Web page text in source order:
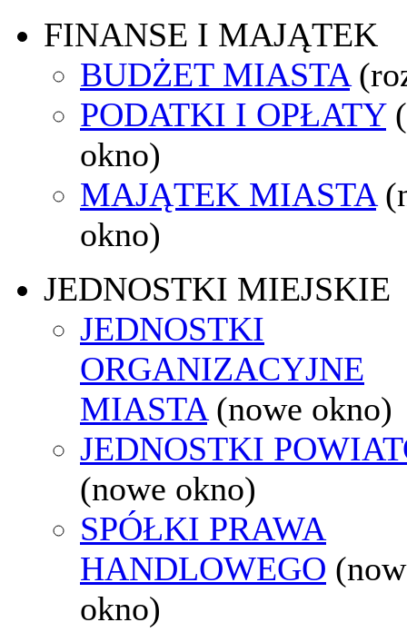
FINANSE I MAJĄTEK
BUDŻET MIASTA
PODATKI I OPŁATY
okno)
MAJĄTEK MIASTA
okno)
JEDNOSTKI MIEJSKIE
JEDNOSTKI
ORGANIZACYJNE
MIASTA (nowe okno)
JEDNOSTKI
(nowe okno)
SPÓŁKI PRAWA
HANDLOWEGO
okno)